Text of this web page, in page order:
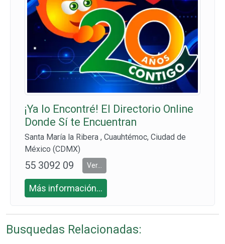
¡Ya lo Encontré! El Directorio Online
Donde Sí te Encuentran
Santa María la Ribera , Cuauhtémoc, Ciudad de
México (CDMX)
55 3092 09
09
Ver...
Más información...
Busquedas Relacionadas: